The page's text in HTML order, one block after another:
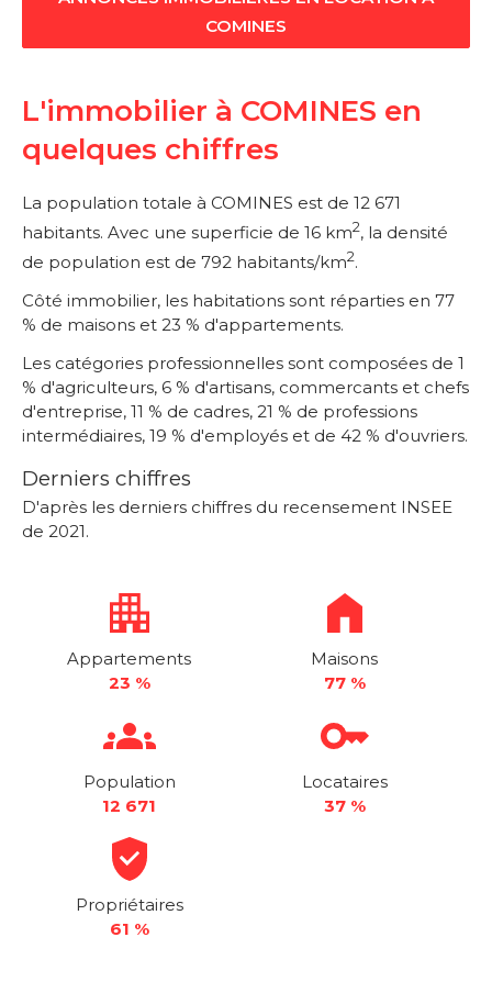
COMINES
L'immobilier à COMINES en
quelques chiffres
La population totale à COMINES est de 12 671
habitants. Avec une superficie de 16 km2, la densité
de population est de 792 habitants/km2.
Côté immobilier, les habitations sont réparties en 77
% de maisons et 23 % d'appartements.
Les catégories professionnelles sont composées de 1
% d'agriculteurs, 6 % d'artisans, commercants et chefs
d'entreprise, 11 % de cadres, 21 % de professions
intermédiaires, 19 % d'employés et de 42 % d'ouvriers.
Derniers chiffres
D'après les derniers chiffres du recensement INSEE
de 2021.
Appartements
23 %
Maisons
77 %
Population
12 671
Locataires
37 %
Propriétaires
61 %